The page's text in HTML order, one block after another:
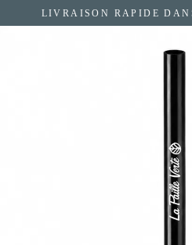
au
LIVRAISON RAPIDE